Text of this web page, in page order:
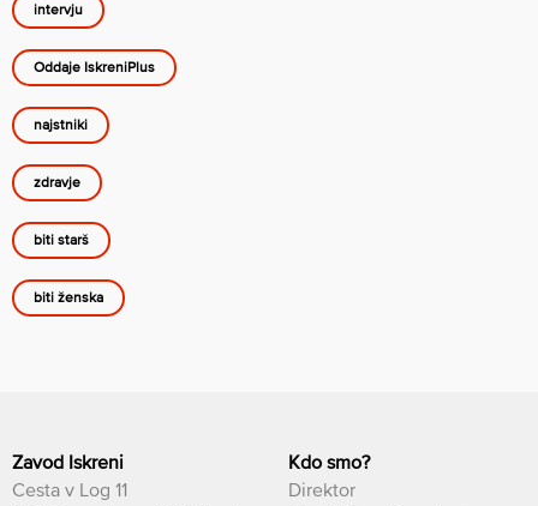
intervju
Oddaje IskreniPlus
najstniki
zdravje
biti starš
biti ženska
Zavod Iskreni
Cesta v Log 11
Kdo smo?
Direktor